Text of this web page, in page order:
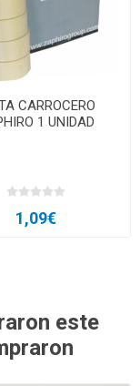
CARROCERO
1 UNIDAD
1,09€
este